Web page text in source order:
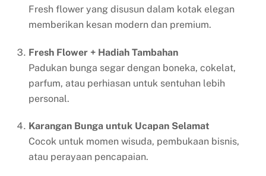
Fresh flower yang disusun dalam kotak elegan
memberikan kesan modern dan premium.
Fresh Flower + Hadiah Tambahan
Padukan bunga segar dengan boneka, cokelat,
parfum, atau perhiasan untuk sentuhan lebih
personal.
Karangan Bunga untuk Ucapan Selamat
Cocok untuk momen wisuda, pembukaan bisnis,
atau perayaan pencapaian.